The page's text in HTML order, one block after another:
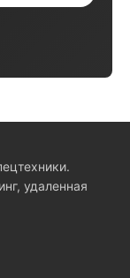
удаленная